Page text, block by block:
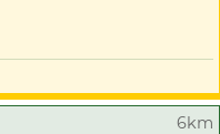
6km